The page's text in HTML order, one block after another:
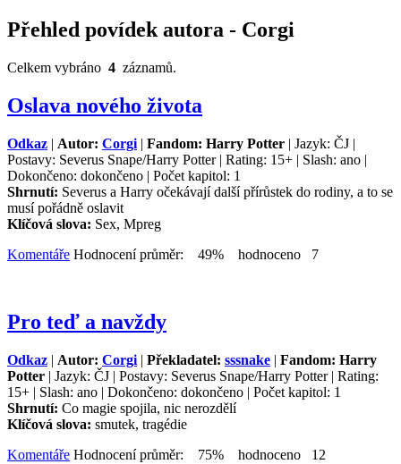
Přehled povídek autora - Corgi
Celkem vybráno 4 záznamů.
Oslava nového života
Odkaz | Autor: Corgi | Fandom: Harry Potter | Jazyk: ČJ |
Postavy: Severus Snape/Harry Potter | Rating: 15+ | Slash: ano |
Dokončeno: dokončeno | Počet kapitol: 1
Shrnutí: Severus a Harry očekávají další přírůstek do rodiny, a to se
musí pořádně oslavit
Klíčová slova: Sex, Mpreg
Komentáře Hodnocení průměr: 49% hodnoceno 7
Pro teď a navždy
Odkaz | Autor: Corgi | Překladatel: sssnake | Fandom: Harry
Potter | Jazyk: ČJ | Postavy: Severus Snape/Harry Potter | Rating:
15+ | Slash: ano | Dokončeno: dokončeno | Počet kapitol: 1
Shrnutí: Co magie spojila, nic nerozdělí
Klíčová slova: smutek, tragédie
Komentáře Hodnocení průměr: 75% hodnoceno 12